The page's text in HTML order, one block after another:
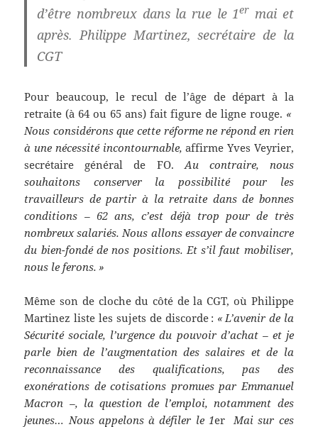
d’être nombreux dans la rue le 1er mai et
après.Philippe Martinez, secrétaire de la
CGT
Pour beaucoup, le recul de l’âge de départ à la
retraite (à 64 ou 65 ans) fait figure de ligne rouge. «
Nous considérons que cette réforme ne répond en rien
à une nécessité incontournable, affirme Yves Veyrier,
secrétaire général de FO. Au contraire, nous
souhaitons conserver la possibilité pour les
travailleurs de partir à la retraite dans de bonnes
conditions – 62 ans, c’est déjà trop pour de très
nombreux salariés. Nous allons essayer de convaincre
du bien-fondé de nos positions. Et s’il faut mobiliser,
nous le ferons. »
Même son de cloche du côté de la CGT, où Philippe
Martinez liste les sujets de discorde : « L’avenir de la
Sécurité sociale, l’urgence du pouvoir d’achat – et je
parle bien de l’augmentation des salaires et de la
reconnaissance des qualifications, pas des
exonérations de cotisations promues par Emmanuel
Macron –, la question de l’emploi, notamment des
jeunes… Nous appelons à défiler le 1er Mai sur ces